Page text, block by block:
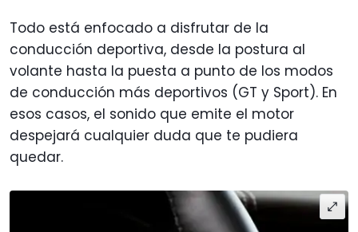
Todo está enfocado a disfrutar de la
conducción deportiva, desde la postura al
volante hasta la puesta a punto de los modos
de conducción más deportivos (GT y Sport). En
esos casos, el sonido que emite el motor
despejará cualquier duda que te pudiera
quedar.